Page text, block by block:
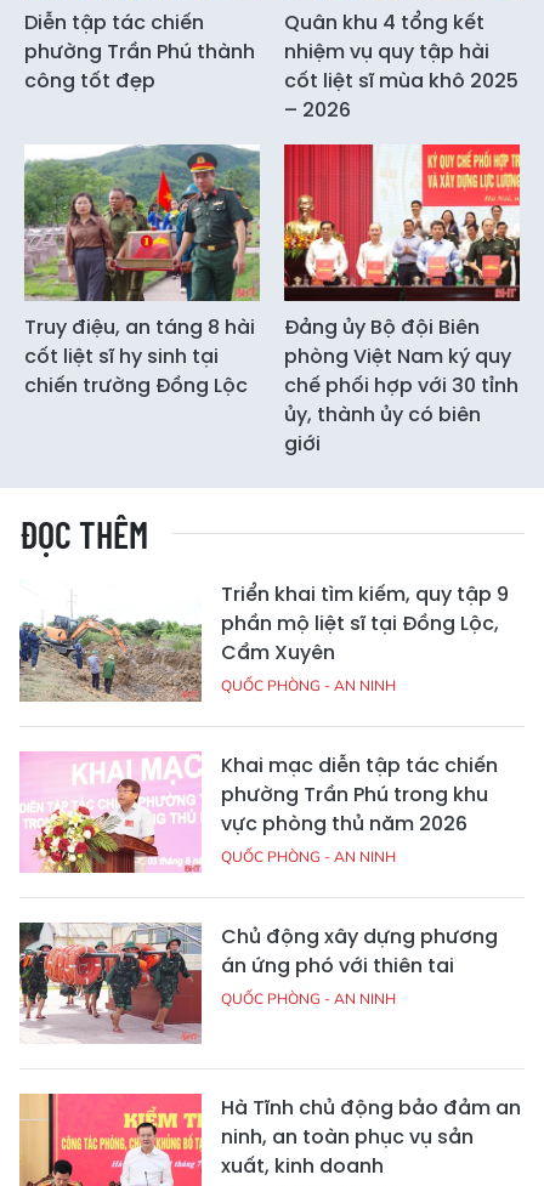
Diễn tập tác chiến
phường Trần Phú thành
công tốt đẹp
Quân khu 4 tổng kết
nhiệm vụ quy tập hài
cốt liệt sĩ mùa khô 2025
– 2026
Truy điệu, an táng 8 hài
cốt liệt sĩ hy sinh tại
chiến trường Đồng Lộc
Đảng ủy Bộ đội Biên
phòng Việt Nam ký quy
chế phối hợp với 30 tỉnh
ủy, thành ủy có biên
giới
ĐỌC THÊM
Triển khai tìm kiếm, quy tập 9
phần mộ liệt sĩ tại Đồng Lộc,
Cẩm Xuyên
QUỐC PHÒNG - AN NINH
Khai mạc diễn tập tác chiến
phường Trần Phú trong khu
vực phòng thủ năm 2026
QUỐC PHÒNG - AN NINH
Chủ động xây dựng phương
án ứng phó với thiên tai
QUỐC PHÒNG - AN NINH
Hà Tĩnh chủ động bảo đảm an
ninh, an toàn phục vụ sản
xuất, kinh doanh